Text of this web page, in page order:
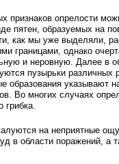
признаков опрелости
пятен, образуемых на
как мы уже выделяли,
границами, однако
и неровную. Далее в
пузырьки различных
образования указывают
Во многих случаях
грибка.
на неприятные
в области поражений, а